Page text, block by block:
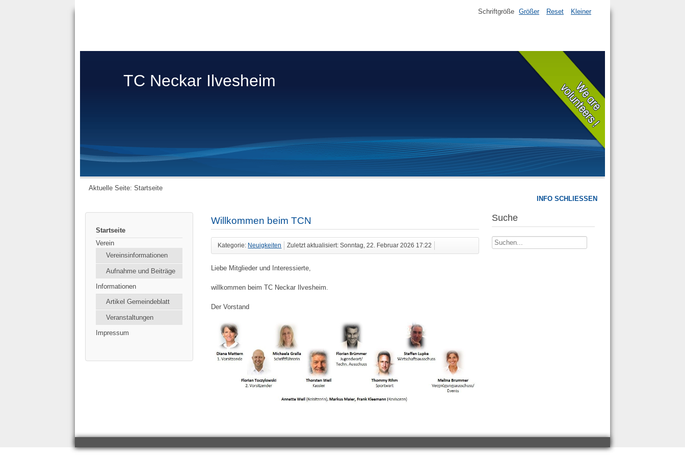
TC Neckar Ilvesheim
Schriftgröße Größer Reset Kleiner
Aktuelle Seite: Startseite
Startseite
Verein
Vereinsinformationen
Aufnahme und Beiträge
Informationen
Artikel Gemeindeblatt
Veranstaltungen
Impressum
Willkommen beim TCN
Kategorie: Neuigkeiten Zuletzt aktualisiert: Sonntag, 22. Februar 2026 17:22
Liebe Mitglieder und Interessierte,
willkommen beim TC Neckar Ilvesheim.
Der Vorstand
INFO SCHLIESSEN
Suche
Suchen...